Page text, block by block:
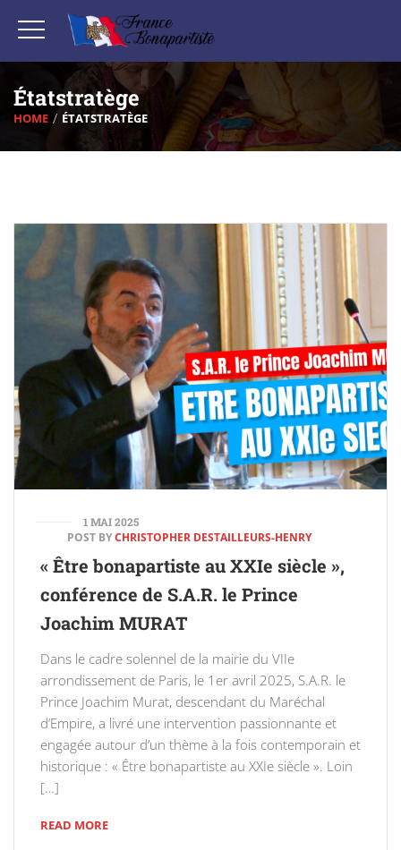
Étatstratège
HOME ÉTATSTRATÈGE
1 MAI 2025
POST BYCHRISTOPHER DESTAILLEURS-HENRY
« Être bonapartiste au XXIe siècle »,
conférence de S.A.R. le Prince
Joachim MURAT
Dans le cadre solennel de la mairie du VIIe
arrondissement de Paris, le 1er avril 2025, S.A.R. le
Prince Joachim Murat, descendant du Maréchal
d’Empire, a livré une intervention passionnante et
engagée autour d’un thème à la fois contemporain et
historique : « Être bonapartiste au XXIe siècle ». Loin
[…]
READ MORE